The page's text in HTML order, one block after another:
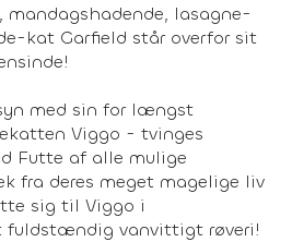
mandagshadende, lasagne-
kat Garfield står overfor sit
med sin for længst
Viggo - tvinges
Futte af alle mulige
fra deres meget magelige liv
sig til Viggo i
vanvittigt røveri!